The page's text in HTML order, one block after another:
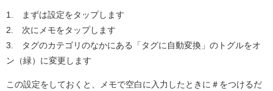
1. まずは設定をタップします
2. 次にメモをタップします
3. タグのカテゴリのなかにある「タグに自動変換」のトグルをオ
ン（緑）に変更します
この設定をしておくと、メモで空白に入力したときに＃をつけるだ